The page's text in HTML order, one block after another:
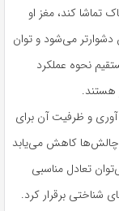
تماشا کند، مغز او
می‌شود و توان
نحوه عملکرد
هستند.
و ظرفیت آن برای
چالش‌ها کاهش می‌یابد
تعادل مناسبی
شناختی برقرار کرد.